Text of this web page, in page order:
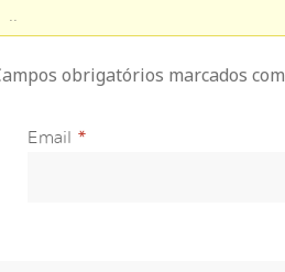
obrigatórios marcados com
Email *